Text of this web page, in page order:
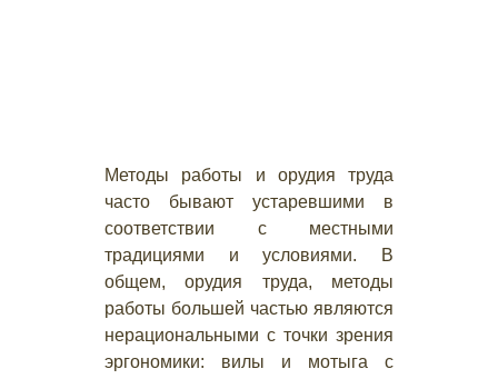
Методы работы и орудия труда
часто бывают устаревшими в
соответствии с местными
традициями и условиями. В
общем, орудия труда, методы
работы большей частью являются
нерациональными с точки зрения
эргономики: вилы и мотыга с